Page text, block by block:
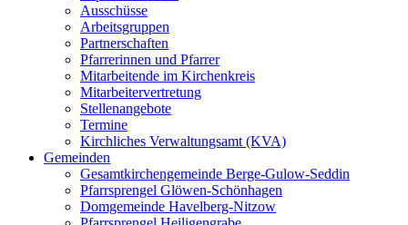
Ausschüsse
Arbeitsgruppen
Partnerschaften
Pfarrerinnen und Pfarrer
Mitarbeitende im Kirchenkreis
Mitarbeitervertretung
Stellenangebote
Termine
Kirchliches Verwaltungsamt (KVA)
Gemeinden
Gesamtkirchengemeinde Berge-Gulow-Seddin
Pfarrsprengel Glöwen-Schönhagen
Domgemeinde Havelberg-Nitzow